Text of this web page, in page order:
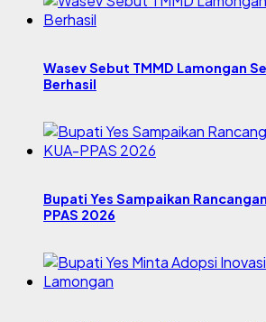
Wasev Sebut TMMD Lamongan
Berhasil
Bupati Yes Sampaikan
PPAS 2026